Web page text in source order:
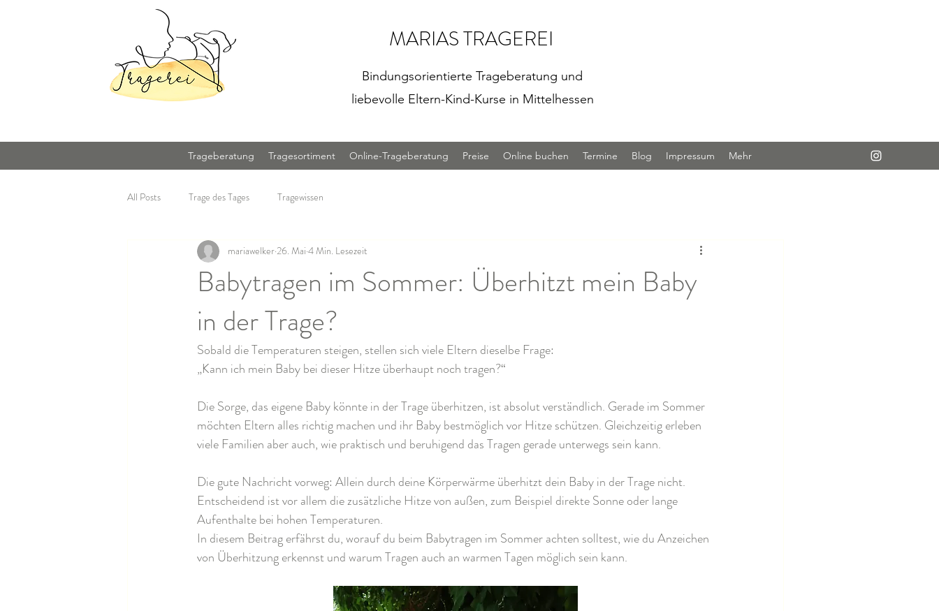
MARIAS TRAGEREI
Bindungsorientierte Trageberatung und
liebevolle Eltern-Kind-Kurse in Mittelhessen
Trageberatung Tragesortiment Online-Trageberatung Preise Online buchen Termine Blog Impressum Mehr
All Posts Trage des Tages Tragewissen
Babytragen im Sommer: Überhitzt mein Baby
in der Trage?
mariawelker 26. Mai 4 Min. Lesezeit
Sobald die Temperaturen steigen, stellen sich viele Eltern dieselbe Frage:
„Kann ich mein Baby bei dieser Hitze überhaupt noch tragen?“
Die Sorge, das eigene Baby könnte in der Trage überhitzen, ist absolut verständlich. Gerade im Sommer
möchten Eltern alles richtig machen und ihr Baby bestmöglich vor Hitze schützen. Gleichzeitig erleben
viele Familien aber auch, wie praktisch und beruhigend das Tragen gerade unterwegs sein kann.
Die gute Nachricht vorweg: Allein durch deine Körperwärme überhitzt dein Baby in der Trage nicht.
Entscheidend ist vor allem die zusätzliche Hitze von außen, zum Beispiel direkte Sonne oder lange
Aufenthalte bei hohen Temperaturen.
In diesem Beitrag erfährst du, worauf du beim Babytragen im Sommer achten solltest, wie du Anzeichen
von Überhitzung erkennst und warum Tragen auch an warmen Tagen möglich sein kann.